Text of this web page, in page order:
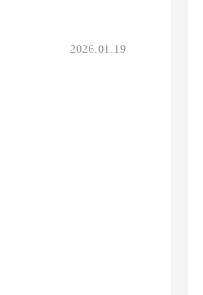
2026.01.19